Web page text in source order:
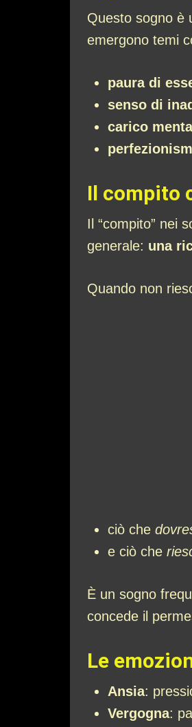
Questo sogno è
emergono temi
paura di
senso di
carico
Il compito
Il “compito” nei
generale: una
Quando non
ciò che
e ciò che
È un sogno
concede il
Le
Ansia:
Vergogna: